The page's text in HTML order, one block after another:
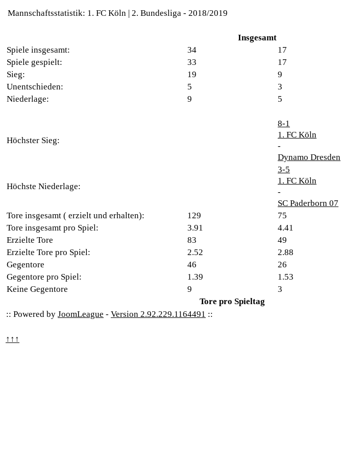
Mannschaftsstatistik: 1. FC Köln | 2. Bundesliga - 2018/2019
Insgesamt
Spiele insgesamt:
34 17
Spiele gespielt:
33 17
Sieg:
19 9
Unentschieden:
5 3
Niederlage:
9 5
Höchster Sieg:
8-1
1. FC Köln
-
Dynamo Dresden
Höchste Niederlage:
3-5
1. FC Köln
-
SC Paderborn 07
Tore insgesamt ( erzielt und erhalten):
129 75
Tore insgesamt pro Spiel:
3.91 4.41
Erzielte Tore
83 49
Erzielte Tore pro Spiel:
2.52 2.88
Gegentore
46 26
Gegentore pro Spiel:
1.39 1.53
Keine Gegentore
9 3
Tore pro Spieltag
:: Powered by JoomLeague - Version 2.92.229.1164491 ::
↑↑↑